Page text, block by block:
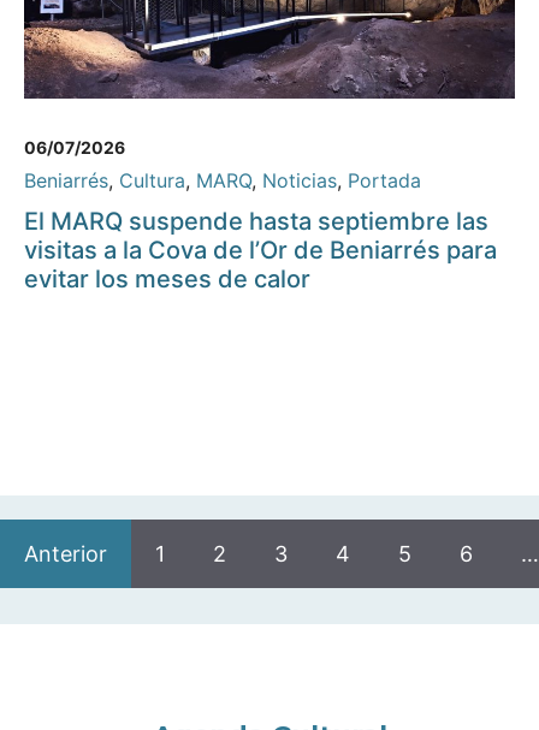
06/07/2026
Beniarrés, Cultura, MARQ, Noticias, Portada
El MARQ suspende hasta septiembre las
visitas a la Cova de l’Or de Beniarrés para
evitar los meses de calor
Anterior 1 2 3 4 5 6 …